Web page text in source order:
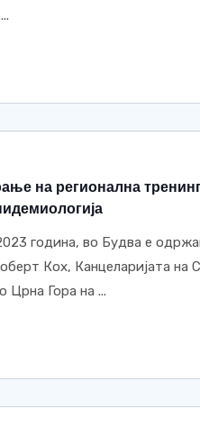
на регионална
година, во Будва е
Кох, Канцеларијата на
Црна Гора на ...